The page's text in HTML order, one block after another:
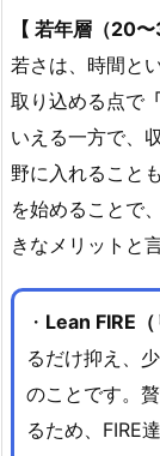
【 若年層（20〜
若さは、時間と
取り込める点で
いえる一方で、
野に入れること
を始めることで
きなメリットと
・ Lean FIRE（
るだけ抑え、
のことです。
るため、FIRE